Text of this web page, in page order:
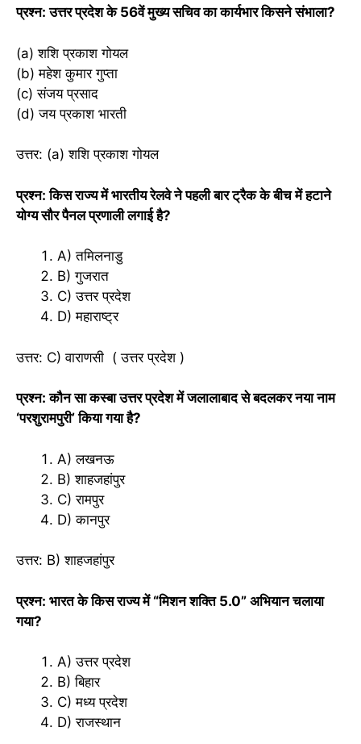
प्रश्न: उत्तर प्रदेश के 56वें मुख्य सचिव का कार्यभार किसने संभाला?
(a) शशि प्रकाश गोयल
(b) महेश कुमार गुप्ता
(c) संजय प्रसाद
(d) जय प्रकाश भारती
उत्तर: (a) शशि प्रकाश गोयल
प्रश्न: किस राज्य में भारतीय रेलवे ने पहली बार ट्रैक के बीच में हटाने
योग्य सौर पैनल प्रणाली लगाई है?
A) तमिलनाडु
B) गुजरात
C) उत्तर प्रदेश
D) महाराष्ट्र
उत्तर: C) वाराणसी ( उत्तर प्रदेश )
प्रश्न: कौन सा कस्बा उत्तर प्रदेश में जलालाबाद से बदलकर नया नाम
‘परशुरामपुरी’ किया गया है?
A) लखनऊ
B) शाहजहांपुर
C) रामपुर
D) कानपुर
उत्तर: B) शाहजहांपुर
प्रश्न: भारत के किस राज्य में “मिशन शक्ति 5.0” अभियान चलाया
गया?
A) उत्तर प्रदेश
B) बिहार
C) मध्य प्रदेश
D) राजस्थान